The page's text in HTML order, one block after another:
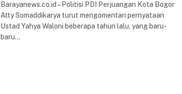
Barayanews.co.id – Politisi PDI Perjuangan Kota Bogor
Atty Somaddikarya turut mengomentari pernyataan
Ustad Yahya Waloni beberapa tahun lalu, yang baru-
baru…